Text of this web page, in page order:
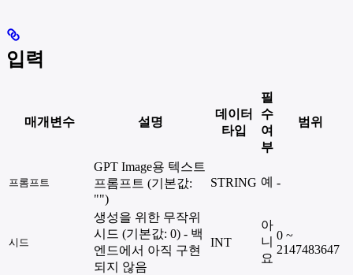
입력
매개변수 설명
데이터
타입
필
수
여
부
범위
프롬프트
GPT Image용 텍스트
프롬프트 (기본값:
"")
STRING 예 -
시드
생성을 위한 무작위
시드 (기본값: 0) - 백
엔드에서 아직 구현
되지 않음
INT
아
니
요
0 ~
2147483647